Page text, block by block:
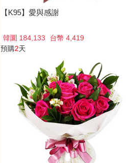
【K95】愛與感謝
韓圜 184,133
台幣 4,419
預購2天